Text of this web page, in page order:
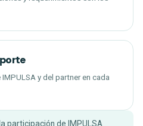
y del partner en cada
participación de IMPULSA